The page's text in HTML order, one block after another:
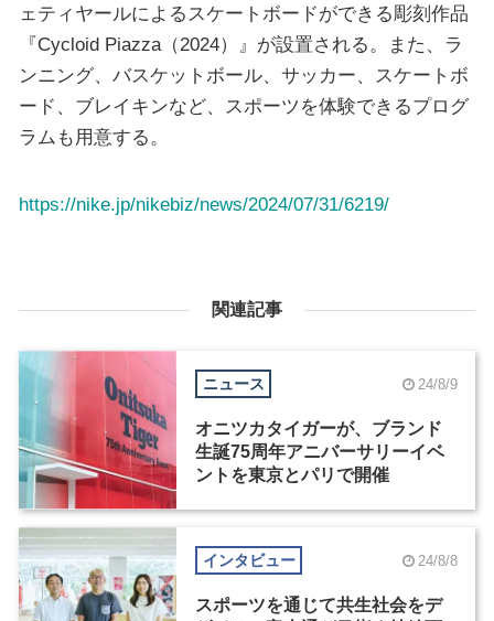
ェティヤールによるスケートボードができる彫刻作品
『Cycloid Piazza（2024）』が設置される。また、ラ
ンニング、バスケットボール、サッカー、スケートボ
ード、ブレイキンなど、スポーツを体験できるプログ
ラムも用意する。
https://nike.jp/nikebiz/news/2024/07/31/6219/
関連記事
ニュース 24/8/9
オニツカタイガーが、ブランド
生誕75周年アニバーサリーイベ
ントを東京とパリで開催
インタビュー 24/8/8
スポーツを通じて共生社会をデ